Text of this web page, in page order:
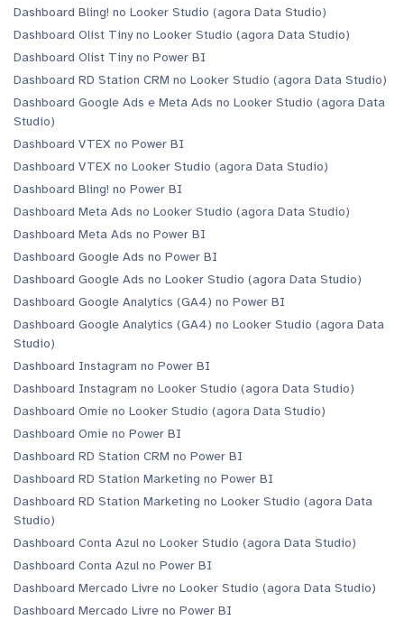
Dashboard Bling! no Looker Studio (agora Data Studio)
Dashboard Olist Tiny no Looker Studio (agora Data Studio)
Dashboard Olist Tiny no Power BI
Dashboard RD Station CRM no Looker Studio (agora Data Studio)
Dashboard Google Ads e Meta Ads no Looker Studio (agora Data
Studio)
Dashboard VTEX no Power BI
Dashboard VTEX no Looker Studio (agora Data Studio)
Dashboard Bling! no Power BI
Dashboard Meta Ads no Looker Studio (agora Data Studio)
Dashboard Meta Ads no Power BI
Dashboard Google Ads no Power BI
Dashboard Google Ads no Looker Studio (agora Data Studio)
Dashboard Google Analytics (GA4) no Power BI
Dashboard Google Analytics (GA4) no Looker Studio (agora Data
Studio)
Dashboard Instagram no Power BI
Dashboard Instagram no Looker Studio (agora Data Studio)
Dashboard Omie no Looker Studio (agora Data Studio)
Dashboard Omie no Power BI
Dashboard RD Station CRM no Power BI
Dashboard RD Station Marketing no Power BI
Dashboard RD Station Marketing no Looker Studio (agora Data
Studio)
Dashboard Conta Azul no Looker Studio (agora Data Studio)
Dashboard Conta Azul no Power BI
Dashboard Mercado Livre no Looker Studio (agora Data Studio)
Dashboard Mercado Livre no Power BI